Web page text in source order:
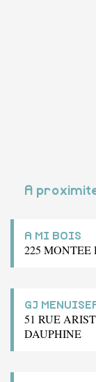
A
A MI BOIS
225
GJ
51 RUE
DAUPHINE